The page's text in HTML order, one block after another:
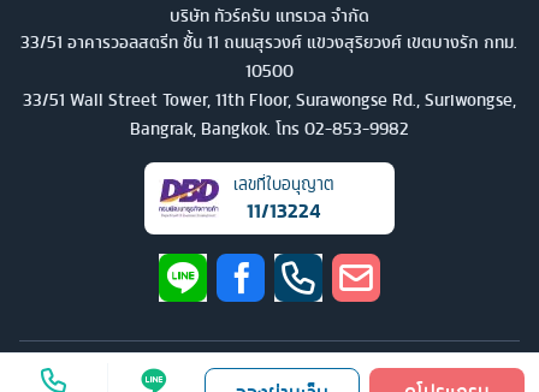
บริษัท ทัวร์ครับ แทรเวล จำกัด
33/51 อาคารวอลสตรีท ชั้น 11 ถนนสุรวงศ์ แขวงสุริยวงศ์ เขตบางรัก กทม.
10500
33/51 Wall Street Tower, 11th Floor, Surawongse Rd., Suriwongse,
Bangrak, Bangkok. โทร 02-853-9982
เลขที่ใบอนุญาต
11/13224
2026บริษัท ทัวร์ครับ แทรเวล จำกัด สงวนลิขสิทธิ์